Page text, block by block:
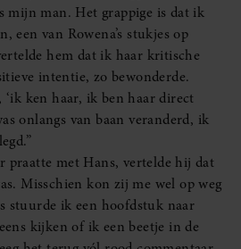
mijn man. Het grappige is dat ik
een van Rowena’s stukjes op
hem dat ik haar kritische
intentie, zo bewonderde.
‘ik ken haar, ik ben haar direct
onlangs van baan veranderd, ik
praatte met Hans, vertelde hij dat
Misschien kon zij me wel op weg
stuurde ik een hoofdstuk naar
kijken of ik een beetje in de